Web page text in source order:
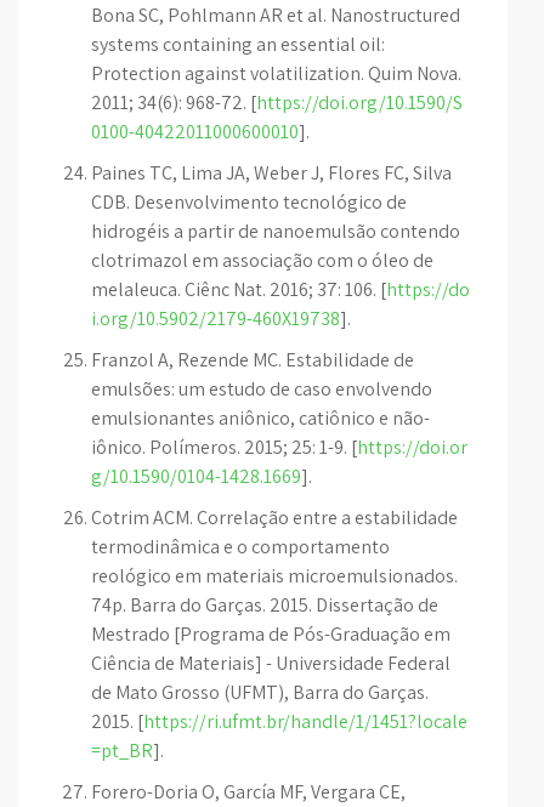
Bona SC, Pohlmann AR et al. Nanostructured
systems containing an essential oil:
Protection against volatilization. Quim Nova.
2011; 34(6): 968-72. [https://doi.org/10.1590/S
0100-40422011000600010].
Paines TC, Lima JA, Weber J, Flores FC, Silva
CDB. Desenvolvimento tecnológico de
hidrogéis a partir de nanoemulsão contendo
clotrimazol em associação com o óleo de
melaleuca. Ciênc Nat. 2016; 37: 106. [https://do
i.org/10.5902/2179-460X19738].
Franzol A, Rezende MC. Estabilidade de
emulsões: um estudo de caso envolvendo
emulsionantes aniônico, catiônico e não-
iônico. Polímeros. 2015; 25: 1-9. [https://doi.or
g/10.1590/0104-1428.1669].
Cotrim ACM. Correlação entre a estabilidade
termodinâmica e o comportamento
reológico em materiais microemulsionados.
74p. Barra do Garças. 2015. Dissertação de
Mestrado [Programa de Pós-Graduação em
Ciência de Materiais] - Universidade Federal
de Mato Grosso (UFMT), Barra do Garças.
2015. [https://ri.ufmt.br/handle/1/1451?locale
=pt_BR].
Forero-Doria O, García MF, Vergara CE,